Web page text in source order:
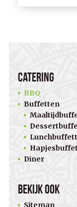
Catering
BBQ
Buffetten
Diner
Bekijk ook
Sitemap